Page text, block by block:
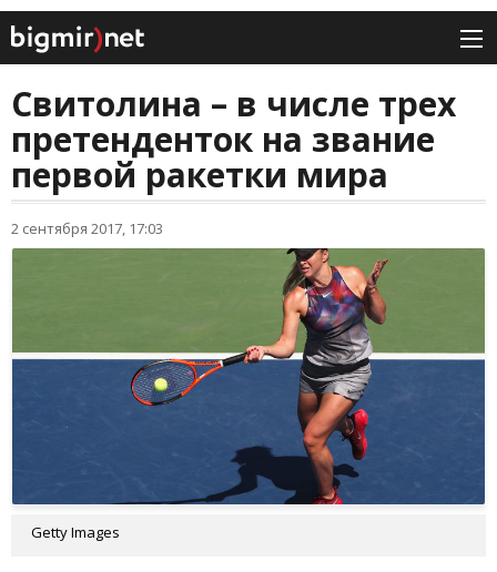
Свитолина – в числе трех
претенденток на звание
первой ракетки мира
2 сентября 2017, 17:03
Getty Images